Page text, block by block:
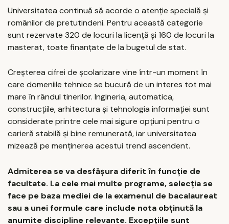
Universitatea continuă să acorde o atenție specială și
românilor de pretutindeni. Pentru această categorie
sunt rezervate 320 de locuri la licență și 160 de locuri la
masterat, toate finanțate de la bugetul de stat.
Creșterea cifrei de școlarizare vine într-un moment în
care domeniile tehnice se bucură de un interes tot mai
mare în rândul tinerilor. Ingineria, automatica,
construcțiile, arhitectura și tehnologia informației sunt
considerate printre cele mai sigure opțiuni pentru o
carieră stabilă și bine remunerată, iar universitatea
mizează pe menținerea acestui trend ascendent.
Admiterea se va desfășura diferit în funcție de
facultate. La cele mai multe programe, selecția se
face pe baza mediei de la examenul de bacalaureat
sau a unei formule care include nota obținută la
anumite discipline relevante. Excepțiile sunt